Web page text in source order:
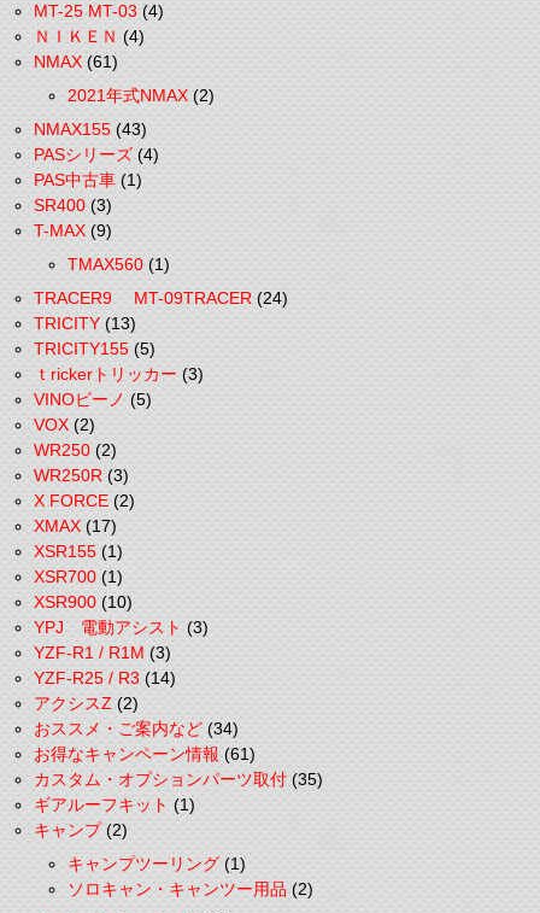
MT-25 MT-03(4)
ＮＩＫＥＮ(4)
NMAX(61)
2021年式NMAX(2)
NMAX155(43)
PASシリーズ(4)
PAS中古車(1)
SR400(3)
T-MAX(9)
TMAX560(1)
TRACER9 MT-09TRACER(24)
TRICITY(13)
TRICITY155(5)
ｔrickerトリッカー(3)
VINOビーノ(5)
VOX(2)
WR250(2)
WR250R(3)
X FORCE(2)
XMAX(17)
XSR155(1)
XSR700(1)
XSR900(10)
YPJ 電動アシスト(3)
YZF-R1 / R1M(3)
YZF-R25 / R3(14)
アクシスZ(2)
おススメ・ご案内など(34)
お得なキャンペーン情報(61)
カスタム・オプションパーツ取付(35)
ギアルーフキット(1)
キャンプ(2)
キャンプツーリング(1)
ソロキャン・キャンツー用品(2)